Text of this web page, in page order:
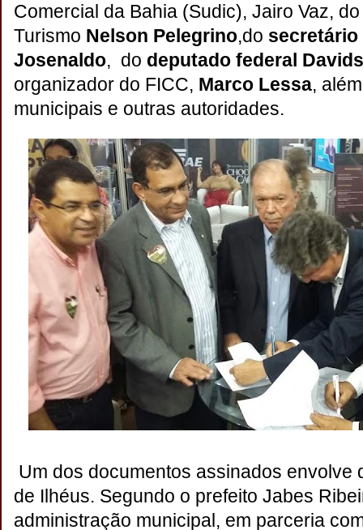
Comercial da Bahia (Sudic), Jairo Vaz,
Turismo Nelson Pelegrino,do
Josenaldo, do deputado federal
organizador do FICC, Marco Lessa,
municipais e outras autoridades.
Um dos documentos assinados envolve
de Ilhéus. Segundo o prefeito Jabes
administração municipal, em parceria